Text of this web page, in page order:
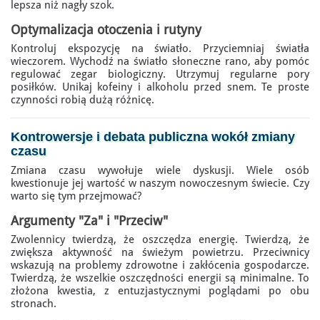
lepsza niż nagły szok.
Optymalizacja otoczenia i rutyny
Kontroluj ekspozycję na światło. Przyciemniaj światła
wieczorem. Wychodź na światło słoneczne rano, aby pomóc
regulować zegar biologiczny. Utrzymuj regularne pory
posiłków. Unikaj kofeiny i alkoholu przed snem. Te proste
czynności robią dużą różnicę.
Kontrowersje i debata publiczna wokół zmiany
czasu
Zmiana czasu wywołuje wiele dyskusji. Wiele osób
kwestionuje jej wartość w naszym nowoczesnym świecie. Czy
warto się tym przejmować?
Argumenty "Za" i "Przeciw"
Zwolennicy twierdzą, że oszczędza energię. Twierdzą, że
zwiększa aktywność na świeżym powietrzu. Przeciwnicy
wskazują na problemy zdrowotne i zakłócenia gospodarcze.
Twierdzą, że wszelkie oszczędności energii są minimalne. To
złożona kwestia, z entuzjastycznymi poglądami po obu
stronach.